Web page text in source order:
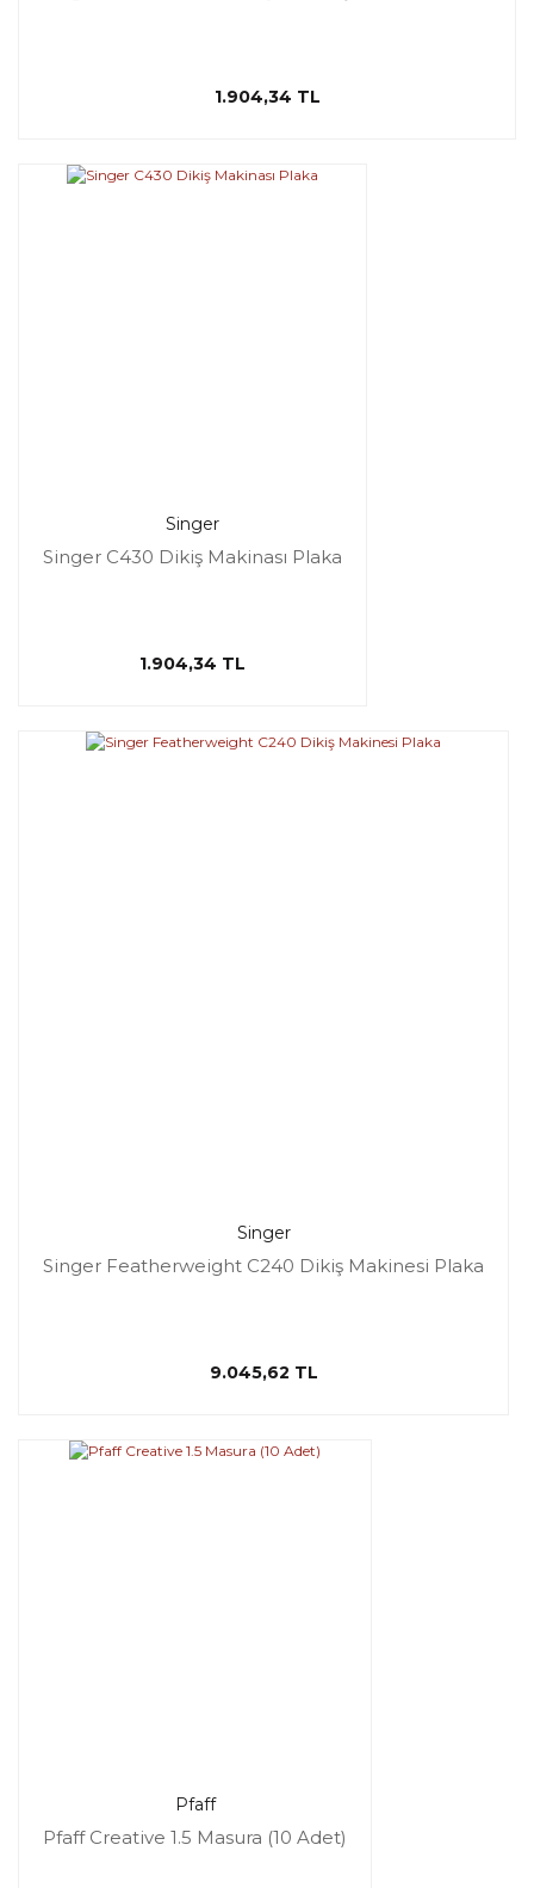
1.904,34 TL
Singer
Singer C430 Dikiş Makinası Plaka
1.904,34 TL
Singer
Singer Featherweight C240 Dikiş Makinesi Plaka
9.045,62 TL
Pfaff
Pfaff Creative 1.5 Masura (10 Adet)